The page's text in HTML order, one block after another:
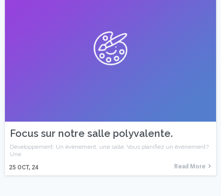
Focus sur notre salle polyvalente.
25 OCT, 24
Développement: Un évènement, une salle. Vous planifiez un évènement?
Une
Read More